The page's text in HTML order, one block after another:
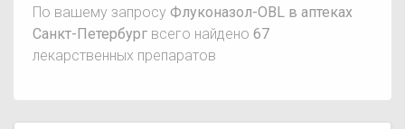
По вашему запросу Флуконазол-OBL в аптеках
Санкт-Петербург всего найдено 67
лекарственных препаратов